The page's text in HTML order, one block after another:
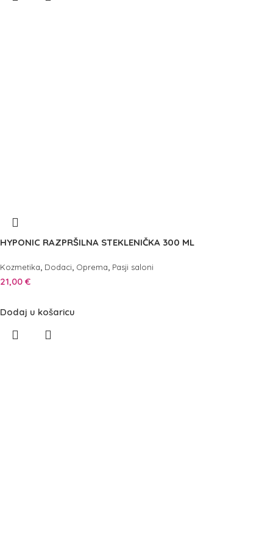
HYPONIC RAZPRŠILNA STEKLENIČKA 300 ML
Kozmetika, Dodaci, Oprema, Pasji saloni
21,00 €
Dodaj u košaricu